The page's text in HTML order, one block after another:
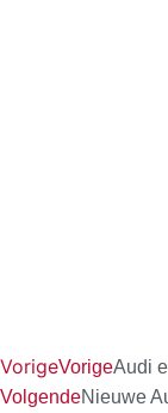
VorigeVorigeAudi
VolgendeNieuwe